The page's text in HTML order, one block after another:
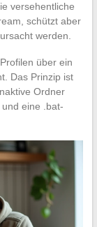
versehentliche
schützt aber
werden.
über ein
Das Prinzip ist
Ordner
eine .bat-